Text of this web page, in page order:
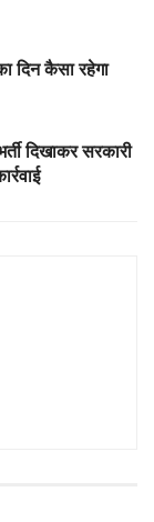
दिन कैसा रहेगा
दिखाकर सरकारी